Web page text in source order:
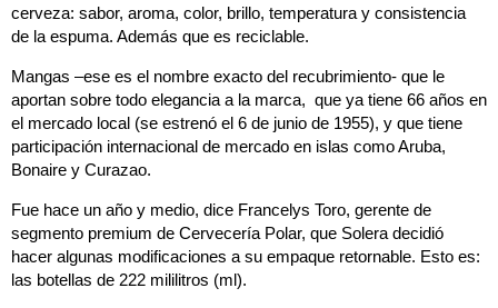
cerveza: sabor, aroma, color, brillo, temperatura y consistencia
de la espuma. Además que es reciclable.
Mangas –ese es el nombre exacto del recubrimiento- que le
aportan sobre todo elegancia a la marca, que ya tiene 66 años en
el mercado local (se estrenó el 6 de junio de 1955), y que tiene
participación internacional de mercado en islas como Aruba,
Bonaire y Curazao.
Fue hace un año y medio, dice Francelys Toro, gerente de
segmento premium de Cervecería Polar, que Solera decidió
hacer algunas modificaciones a su empaque retornable. Esto es:
las botellas de 222 mililitros (ml).